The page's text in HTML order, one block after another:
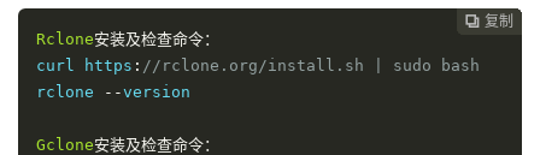
 复制
 复制
 复制
 复制
 复制
 复制
 复制
Rclone安装及检查命令：
curl https : //rclone.org/install.sh | sudo bash
rclone
--version
Gclone安装及检查命令：